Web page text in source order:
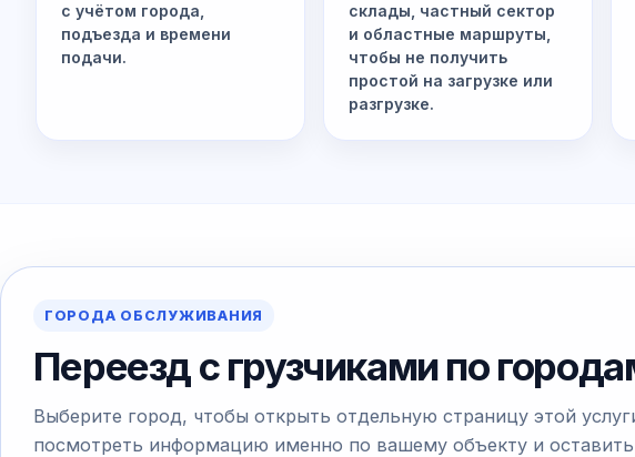
с учётом города,
подъезда и времени
подачи.
склады, частный сектор
и областные маршруты,
чтобы не получить
простой на загрузке или
разгрузке.
ГОРОДА ОБСЛУЖИВАНИЯ
Переезд с грузчиками по
Выберите город, чтобы открыть отдельную страницу этой
посмотреть информацию именно по вашему объекту и оставить